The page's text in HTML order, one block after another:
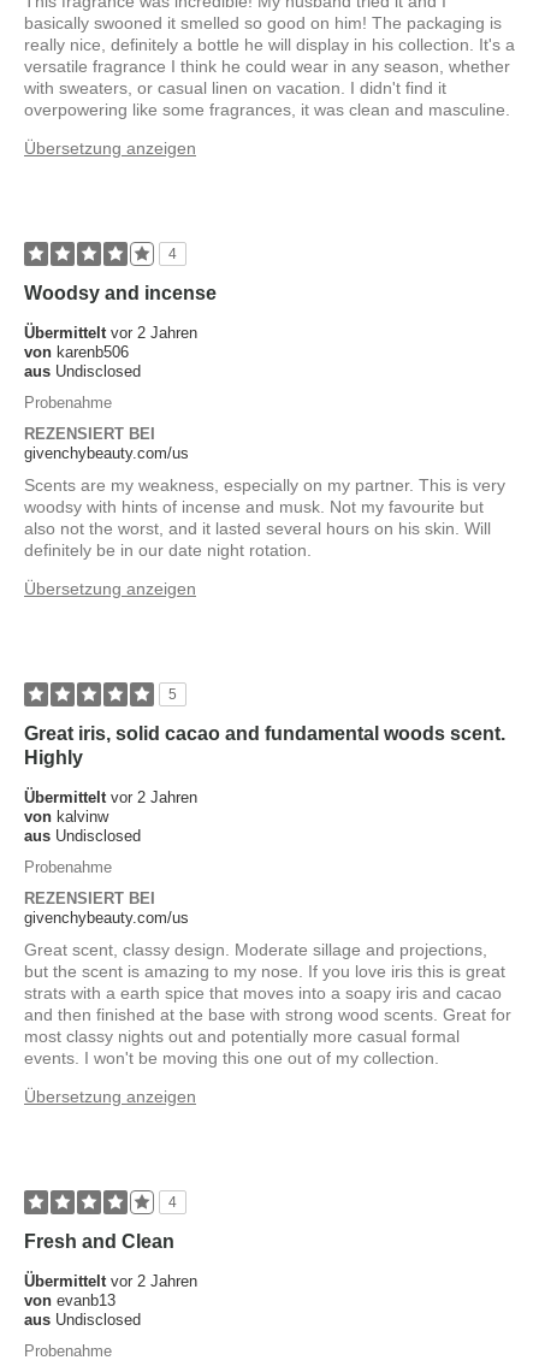
basically swooned it smelled so good on him! The packaging is
really nice, definitely a bottle he will display in his collection. It's a
versatile fragrance I think he could wear in any season, whether
with sweaters, or casual linen on vacation. I didn't find it
overpowering like some fragrances, it was clean and masculine.
Übersetzung anzeigen
4
Woodsy and incense
Übermittelt vor 2 Jahren
von karenb506
aus Undisclosed
Probenahme
REZENSIERT BEI
givenchybeauty.com/us
Scents are my weakness, especially on my partner. This is very
woodsy with hints of incense and musk. Not my favourite but
also not the worst, and it lasted several hours on his skin. Will
definitely be in our date night rotation.
Übersetzung anzeigen
5
Great iris, solid cacao and fundamental woods scent.
Highly
Übermittelt vor 2 Jahren
von kalvinw
aus Undisclosed
Probenahme
REZENSIERT BEI
givenchybeauty.com/us
Great scent, classy design. Moderate sillage and projections,
but the scent is amazing to my nose. If you love iris this is great
strats with a earth spice that moves into a soapy iris and cacao
and then finished at the base with strong wood scents. Great for
most classy nights out and potentially more casual formal
events. I won't be moving this one out of my collection.
Übersetzung anzeigen
4
Fresh and Clean
Übermittelt vor 2 Jahren
von evanb13
aus Undisclosed
Probenahme